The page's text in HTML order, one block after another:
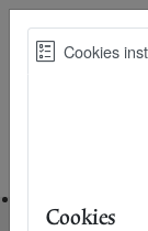
Skip
Best Practices
Cookies
Cookies